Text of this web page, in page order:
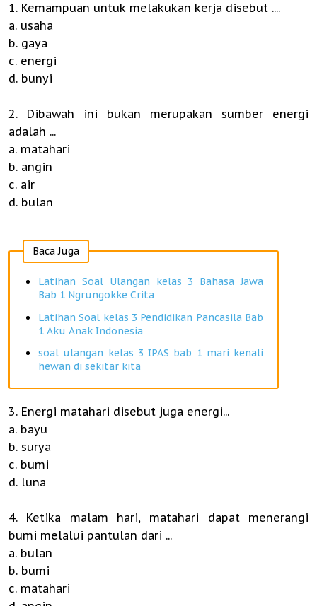
1. Kemampuan untuk melakukan kerja disebut ....
a. usaha
b. gaya
c. energi
d. bunyi
2. Dibawah ini bukan merupakan sumber energi
adalah ...
a. matahari
b. angin
c. air
d. bulan
Baca Juga
Latihan Soal Ulangan kelas 3 Bahasa Jawa
Bab 1 Ngrungokke Crita
Latihan Soal kelas 3 Pendidikan Pancasila Bab
1 Aku Anak Indonesia
soal ulangan kelas 3 IPAS bab 1 mari kenali
hewan di sekitar kita
3. Energi matahari disebut juga energi...
a. bayu
b. surya
c. bumi
d. luna
4. Ketika malam hari, matahari dapat menerangi
bumi melalui pantulan dari ...
a. bulan
b. bumi
c. matahari